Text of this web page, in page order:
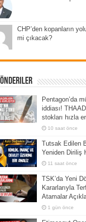
CHP’den kopanların
mi çıkacak?
Pentagon’da
iddiası!
stokları hızla
10 saat önce
Tutsak Edilen
Yeniden Diriliş
11 saat önce
TSK’da Yeni
Kararlarıyla
Atamalar
1 gün önce